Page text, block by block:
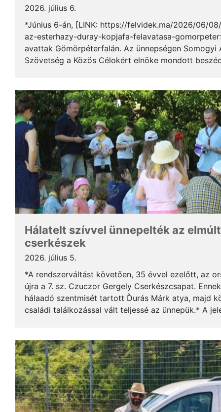
2026. július 6.
*Június 6-án, [LINK: https://felvidek.ma/2026/06/
az-esterhazy-duray-kopjafa-felavatasa-
avattak Gömörpéterfalán. Az ünnepségen
Szövetség a Közös Célokért elnöke mondott
Hálatelt szívvel ünnepelték az
cserkészek
2026. július 5.
*A rendszerváltást követően, 35 évvel ezelőtt, az
újra a 7. sz. Czuczor Gergely Cserkészcsapat.
hálaadó szentmisét tartott Ďurás Márk atya, majd
családi találkozással vált teljessé az ünnepük.* A